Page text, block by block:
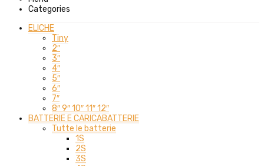
Categories
ELICHE
Tiny
2″
3″
4″
5″
6″
7″
8″ 9″ 10″ 11″ 12″
BATTERIE E CARICABATTERIE
Tutte le batterie
1S
2S
3S